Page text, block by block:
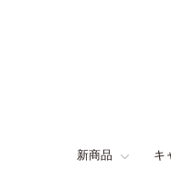
新商品 キ